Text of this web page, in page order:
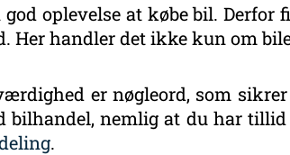
oplevelse at købe bil. Derfor
Her handler det ikke kun om
er nøgleord, som
bilhandel, nemlig at du har
.